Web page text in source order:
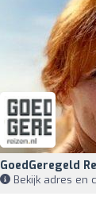
GoedGeregeld
Bekijk adres en